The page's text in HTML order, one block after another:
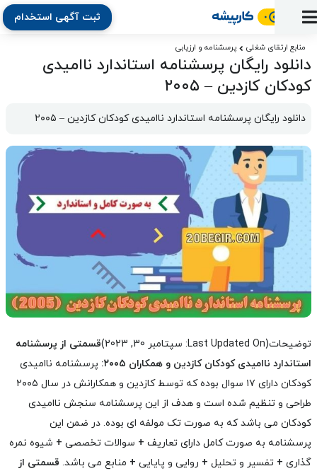
پنل
استخدام
به
کار
ثبت
رزومه
آگهی
آماده
به
ثبت
آگهی
استخدام
نشان
شده‌ها
تبادل
نظر
منابع
ارتقای
دوره
مقاله
نرم‌افزار
استخدام
بلاگ
جستجوی
(رزومه)
بخش
کارفرمایان
ثبت آگهی استخدام
منابع ارتقای شغلی پرسشنامه و ارزیابی
دانلود رایگان پرسشنامه استاندارد ناامیدی
کودکان کازدین – ۲۰۰۵
دانلود رایگان پرسشنامه استاندارد ناامیدی کودکان کازدین – ۲۰۰۵
توضیحات(Last Updated On: سپتامبر 30, 2023)
قسمتی از پرسشنامه
استاندارد ناامیدی کودکان کازدین و همکاران ۲۰۰۵:
پرسشنامه ناامیدی
کودکان دارای ۱۷ سوال بوده که توسط کازدین و همکارانش در سال ۲۰۰۵
طراحی و تنظیم شده است و هدف از این پرسشنامه سنجش ناامیدی
کودکان می باشد که به صورت تک مولفه ای بوده. در ضمن این
پرسشنامه به صورت کامل دارای تعاریف + سوالات تخصصی + شیوه نمره
گذاری + تفسیر و تحلیل + روایی و پایایی + منابع می باشد. قسمتی از